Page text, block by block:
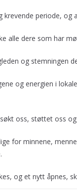
periode, og
alle dere som har
og stemningen
og energien i
oss, støttet oss
for minnene,
og et nytt åpnes,